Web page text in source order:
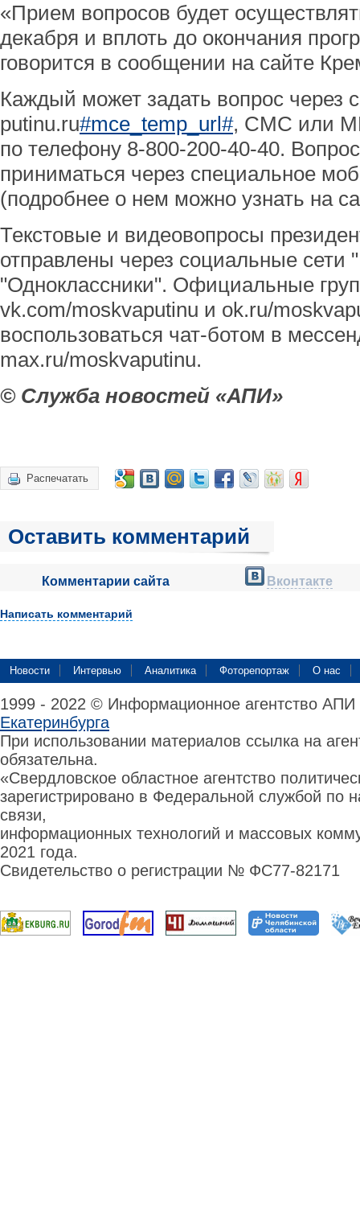
«Прием вопросов будет
декабря и вплоть до окончания
говорится в сообщении на сайте
Каждый может задать вопрос через
putinu.ru#mce_temp_url#, СМС или
по телефону 8-800-200-40-40.
приниматься через специальное
(подробнее о нем можно узнать на
Текстовые и видеовопросы
отправлены через социальные сети
"Одноклассники". Официальные
vk.com/moskvaputinu и ok.ru/
воспользоваться чат-ботом в
max.ru/moskvaputinu.
© Служба новостей «АПИ»
Распечатать
Оставить комментарий
Комментарии сайта Вконтакте
Написать комментарий
Новости Интервью Аналитика Фоторепортаж О нас
1999 - 2022 © Информационное агентство
Екатеринбурга
При использовании материалов ссылка на
обязательна.
«Свердловское областное агентство
зарегистрировано в Федеральной службой по
связи,
информационных технологий и массовых
2021 года.
Свидетельство о регистрации № ФС77-82171